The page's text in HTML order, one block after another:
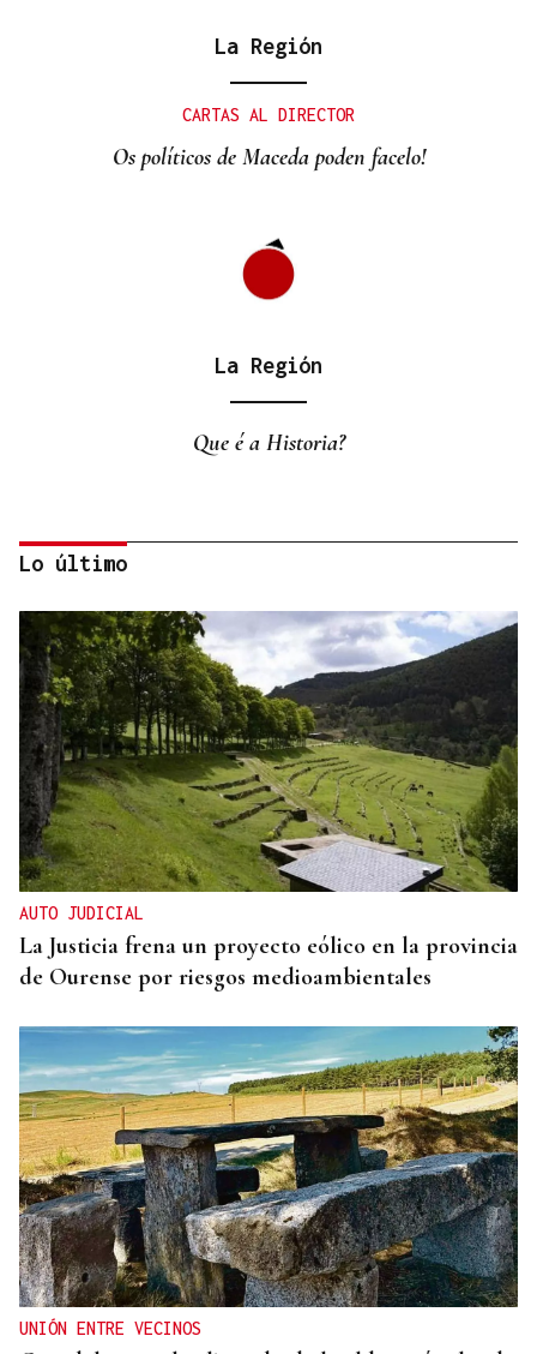
La Región
CARTAS AL DIRECTOR
Os políticos de Maceda poden facelo!
La Región
Que é a Historia?
La Región
Fronteras
Lo último
AUTO JUDICIAL
La Justicia frena un proyecto eólico en la provincia
de Ourense por riesgos medioambientales
UNIÓN ENTRE VECINOS